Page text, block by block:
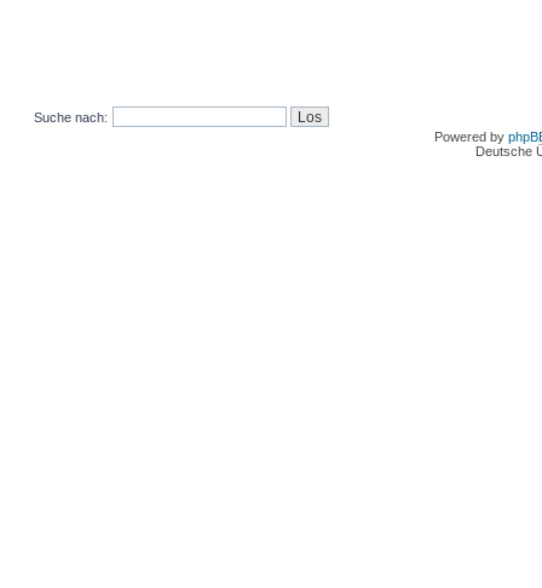
Suche nach:
Powered by
Deutsche